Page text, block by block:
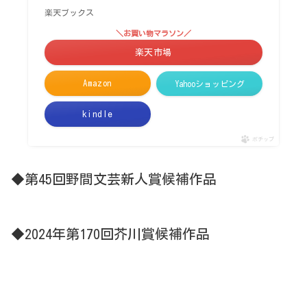
楽天ブックス
Amazon
＼お買い物マラソン／
楽天市場
Yahooショッピング
kindle
ポチップ
◆第45回野間文芸新人賞候補作品
◆2024年第170回芥川賞候補作品